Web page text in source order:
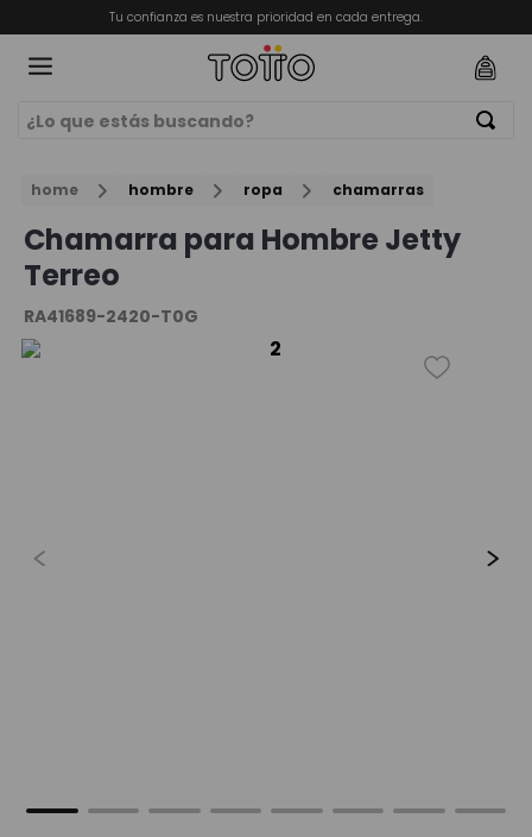
Tu confianza es nuestra prioridad en cada entrega.
¿Lo que estás buscando?
home hombre ropa chamarras
Chamarra para Hombre Jetty
Terreo
RA41689-2420-T0G
1.
mochila
2.
billeteras
3.
lonchera
4.
bolso